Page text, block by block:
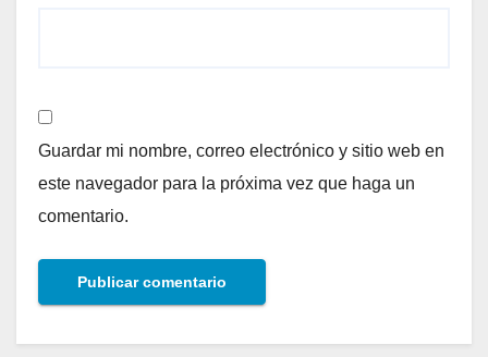
Guardar mi nombre, correo electrónico y sitio web en
este navegador para la próxima vez que haga un
comentario.